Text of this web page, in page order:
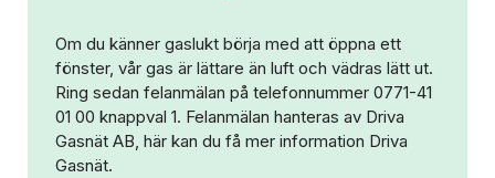
Om du känner gaslukt börja med att öppna ett
fönster, vår gas är lättare än luft och vädras lätt ut.
Ring sedan felanmälan på telefonnummer 0771-41
01 00 knappval 1. Felanmälan hanteras av Driva
Gasnät AB, här kan du få mer information Driva
Gasnät.